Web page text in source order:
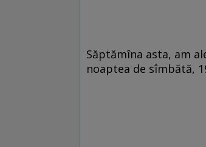
Săptămîna asta, am
noaptea de sîmbătă,